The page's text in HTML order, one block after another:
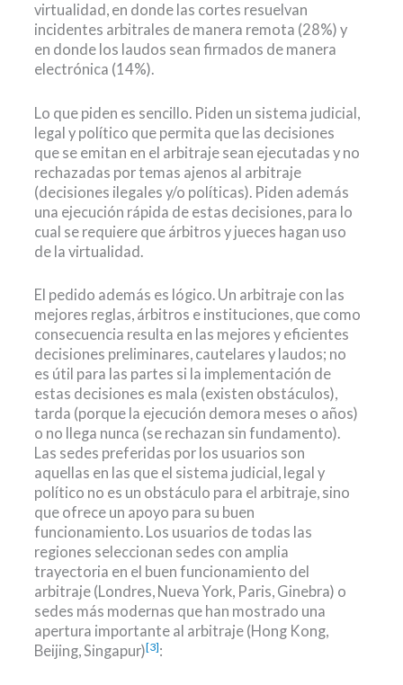
virtualidad, en donde las cortes resuelvan
incidentes arbitrales de manera remota (28%) y
en donde los laudos sean firmados de manera
electrónica (14%).
Lo que piden es sencillo. Piden un sistema judicial,
legal y político que permita que las decisiones
que se emitan en el arbitraje sean ejecutadas y no
rechazadas por temas ajenos al arbitraje
(decisiones ilegales y/o políticas). Piden además
una ejecución rápida de estas decisiones, para lo
cual se requiere que árbitros y jueces hagan uso
de la virtualidad.
El pedido además es lógico. Un arbitraje con las
mejores reglas, árbitros e instituciones, que como
consecuencia resulta en las mejores y eficientes
decisiones preliminares, cautelares y laudos; no
es útil para las partes si la implementación de
estas decisiones es mala (existen obstáculos),
tarda (porque la ejecución demora meses o años)
o no llega nunca (se rechazan sin fundamento).
Las sedes preferidas por los usuarios son
aquellas en las que el sistema judicial, legal y
político no es un obstáculo para el arbitraje, sino
que ofrece un apoyo para su buen
funcionamiento. Los usuarios de todas las
regiones seleccionan sedes con amplia
trayectoria en el buen funcionamiento del
arbitraje (Londres, Nueva York, Paris, Ginebra) o
sedes más modernas que han mostrado una
apertura importante al arbitraje (Hong Kong,
Beijing, Singapur)[3]: